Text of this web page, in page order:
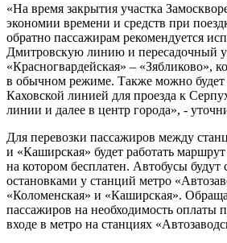
«На время закрытия участка
экономии времени и средств при
обратно пассажирам рекомендуется
Дмитровскую линию и пересадочный
«Красногвардейская» – «Зябликово»,
в обычном режиме. Также можно будет
Каховской линией для проезда к
линии и далее в центр города», -
Для перевозки пассажиров между
и «Каширская» будет работать
на котором бесплатен. Автобусы будут
остановками у станций метро
«Коломенская» и «Каширская».
пассажиров на необходимость оплаты
входе в метро на станциях